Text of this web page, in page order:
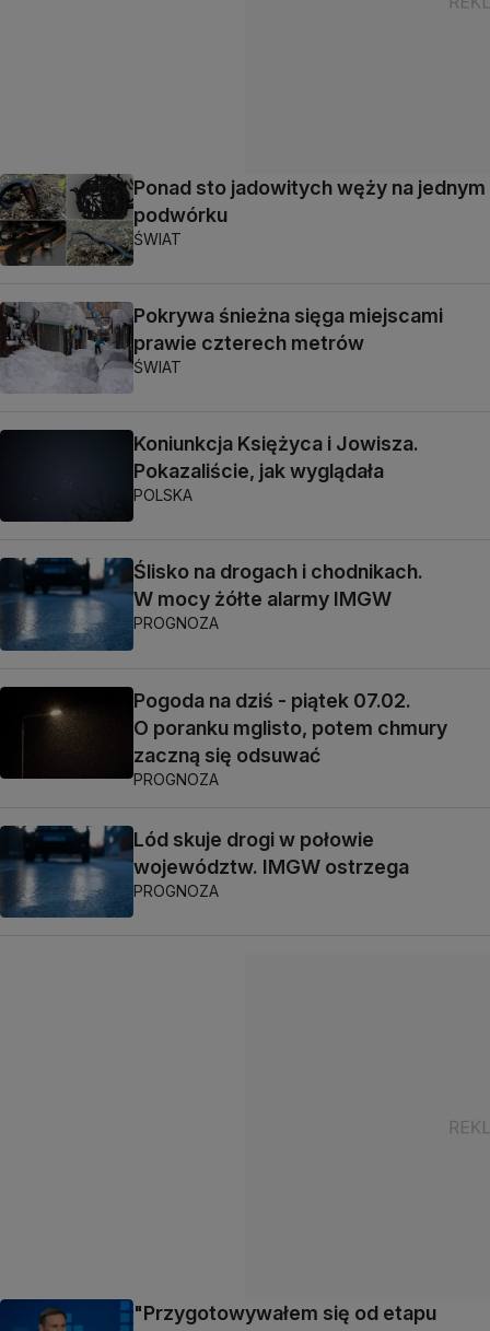
Ponad sto jadowitych węży na jednym
podwórku
ŚWIAT
Pokrywa śnieżna sięga miejscami
prawie czterech metrów
ŚWIAT
Koniunkcja Księżyca i Jowisza.
Pokazaliście, jak wyglądała
POLSKA
Ślisko na drogach i chodnikach.
W mocy żółte alarmy IMGW
PROGNOZA
Pogoda na dziś - piątek 07.02.
O poranku mglisto, potem chmury
zaczną się odsuwać
PROGNOZA
Lód skuje drogi w połowie
województw. IMGW ostrzega
PROGNOZA
"Przygotowywałem się od etapu